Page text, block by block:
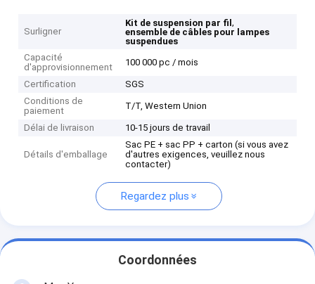
Surligner
Kit de suspension par fil,
ensemble de câbles pour lampes
suspendues
Capacité
d'approvisionnement
100 000 pc / mois
Certification
SGS
Conditions de
paiement
T/T, Western Union
Délai de livraison 10-15 jours de travail
Détails d'emballage
Sac PE + sac PP + carton (si vous avez
d'autres exigences, veuillez nous
contacter)
Regardez plus
Coordonnées